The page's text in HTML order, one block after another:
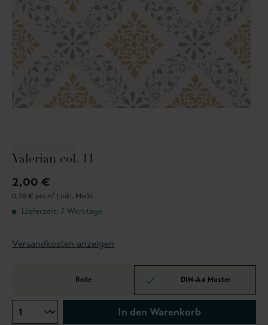
Valerian col. 11
2,00 €
0,38 € pro m² | inkl. MwSt.
Lieferzeit: 7 Werktage
Versandkosten anzeigen
Rolle DIN-A4 Muster
In den Warenkorb